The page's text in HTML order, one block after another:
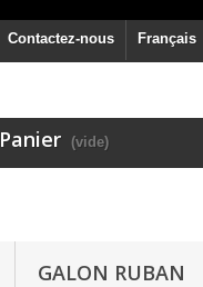
Français
Contactez-nous
Panier (vide)
GALON RUBAN